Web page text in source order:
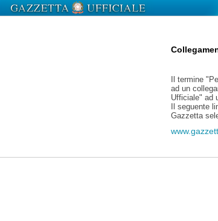
Il termine
ad un
Ufficiale" ad
Il seguente
Gazzetta